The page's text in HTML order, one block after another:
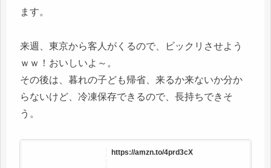
ます。
来週、東京から客人がくるので、ビックリさせよう
ｗｗ！おいしいよ～。
その後は、暮れの子ども帰省、来るか来ないか分か
らないけど、冷凍保存できるので、長持ちできそ
う。
https://amzn.to/4prd3cX